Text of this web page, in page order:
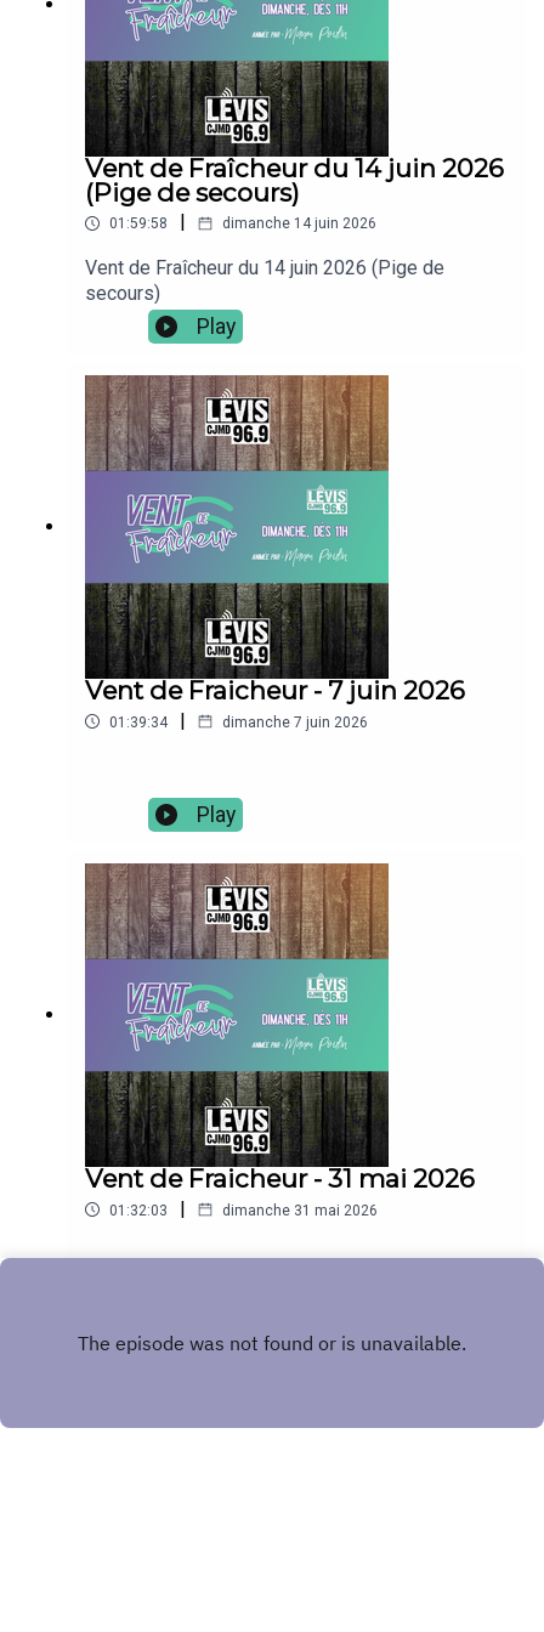
Vent de Fraîcheur du 14 juin 2026
(Pige de secours)
01:59:58 dimanche 14 juin 2026
Vent de Fraîcheur du 14 juin 2026 (Pige de
secours)
Play
Vent de Fraicheur - 7 juin 2026
01:39:34 | dimanche 7 juin 2026
Play
Vent de Fraicheur - 31 mai 2026
01:32:03 | dimanche 31 mai 2026